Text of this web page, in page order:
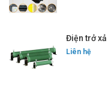
Điện trở xả
Liên hệ